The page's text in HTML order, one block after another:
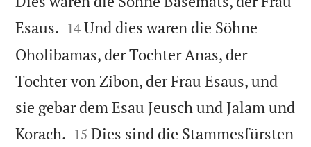
Esaus. 

14 Und dies waren die Söhne
Oholibamas, der Tochter Anas, der
Tochter von Zibon, der Frau Esaus, und
sie gebar dem Esau Jeusch und Jalam und
Korach. 

15 Dies sind die Stammesfürsten